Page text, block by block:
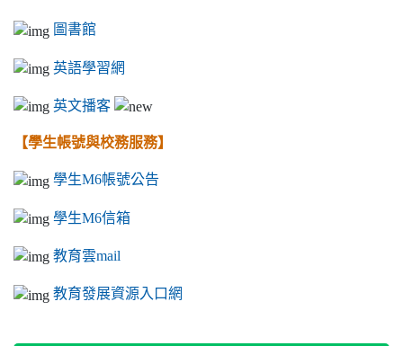
圖書館
英語學習網
英文播客
【學生帳號與校務服務】
學生M6帳號公告
學生M6信箱
教育雲mail
教育發展資源入口網